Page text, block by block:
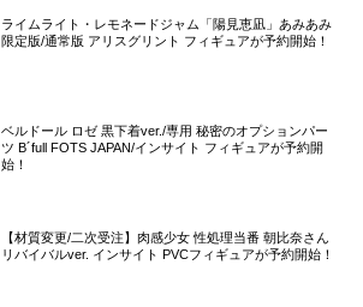
ライムライト・レモネードジャム「陽見恵凪」あみあみ
限定版/通常版 アリスグリント フィギュアが予約開始！
ベルドール ロゼ 黒下着ver./専用 秘密のオプションパー
ツ B´full FOTS JAPAN/インサイト フィギュアが予約開
始！
【材質変更/二次受注】肉感少女 性処理当番 朝比奈さん
リバイバルver. インサイト PVCフィギュアが予約開始！